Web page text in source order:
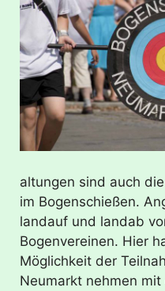
altungen sind auch
im Bogenschießen.
landauf und landab
Bogenvereinen. Hier
Möglichkeit der
Neumarkt nehmen